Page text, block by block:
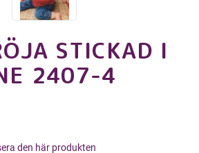
STICKAD I
2407-4
den här produkten